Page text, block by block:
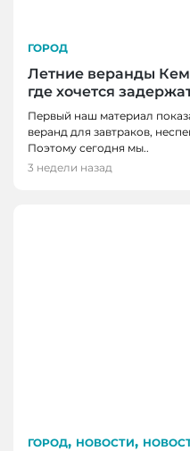
ГОРОД
Летние веранды
где хочется
Первый наш материал
веранд для завтраков,
Поэтому сегодня мы..
3 недели назад
ГОРОД, НОВОСТИ,